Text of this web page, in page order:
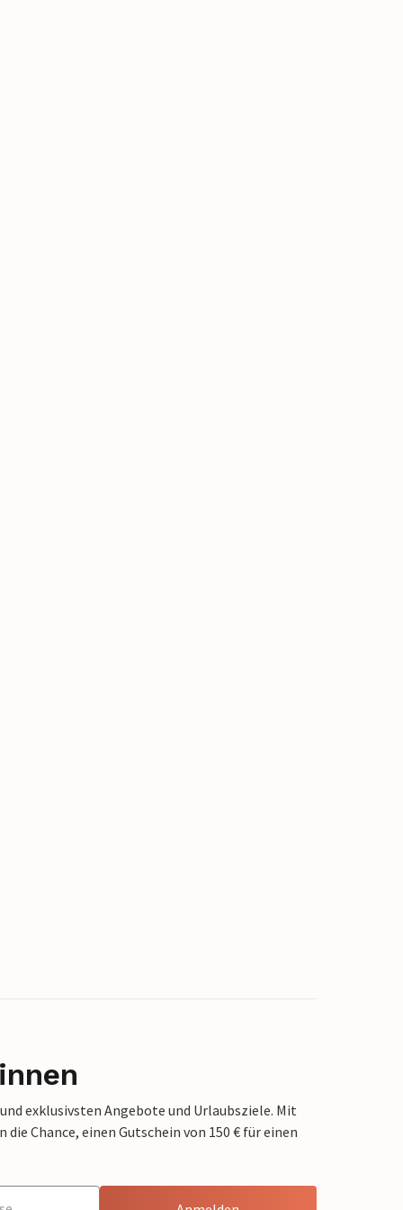
exklusivsten Angebote und Urlaubsziele. Mit
Chance, einen Gutschein von 150 € für einen